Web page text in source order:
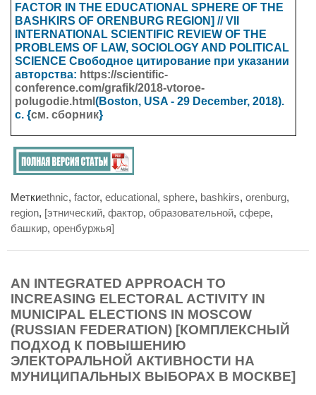
FACTOR IN THE EDUCATIONAL SPHERE OF THE
BASHKIRS OF ORENBURG REGION] // VII
INTERNATIONAL SCIENTIFIC REVIEW OF THE
PROBLEMS OF LAW, SOCIOLOGY AND POLITICAL
SCIENCE Свободное цитирование при указании
авторства: https://scientific-
conference.com/grafik/2018-vtoroe-
polugodie.html (Boston, USA - 29 December, 2018).
с. {см. сборник}
Меткиethnic, factor, educational, sphere, bashkirs, orenburg,
region, [этнический, фактор, образовательной, сфере,
башкир, оренбуржья]
AN INTEGRATED APPROACH TO
INCREASING ELECTORAL ACTIVITY IN
MUNICIPAL ELECTIONS IN MOSCOW
(RUSSIAN FEDERATION) [КОМПЛЕКСНЫЙ
ПОДХОД К ПОВЫШЕНИЮ
ЭЛЕКТОРАЛЬНОЙ АКТИВНОСТИ НА
МУНИЦИПАЛЬНЫХ ВЫБОРАХ В МОСКВЕ]